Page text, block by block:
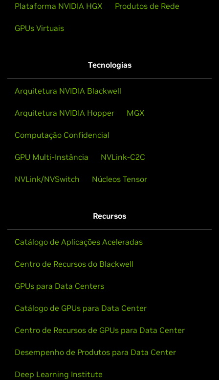
Plataforma NVIDIA HGX Produtos de Rede
GPUs Virtuais
Tecnologias
Arquitetura NVIDIA Blackwell
Arquitetura NVIDIA Hopper MGX
Computação Confidencial
GPU Multi-Instância NVLink-C2C
NVLink/NVSwitch Núcleos Tensor
Recursos
Catálogo de Aplicações Aceleradas
Centro de Recursos do Blackwell
GPUs para Data Centers
Catálogo de GPUs para Data Center
Centro de Recursos de GPUs para Data Center
Desempenho de Produtos para Data Center
Deep Learning Institute